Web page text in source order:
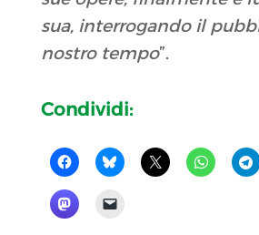
sua, interrogando il
nostro tempo”.
Condividi: